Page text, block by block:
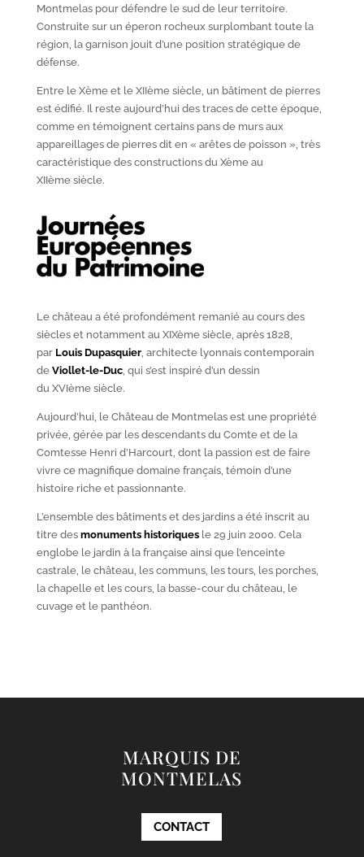
Montmelas pour défendre le sud de leur territoire.
Construite sur un éperon rocheux surplombant toute la
région, la garnison jouit d’une position stratégique de
défense.
Entre le Xèmeet le XIIèmesiècle, un bâtiment de pierres
est édifié. Il reste aujourd’hui des traces de cette époque,
comme en témoignent certains pans de murs aux
appareillages de pierres dit en « arêtes de poisson », très
caractéristique des constructions du Xèmeau
XIIèmesiècle.
Le château a été profondément remanié au cours des
siècles et notamment au XIXèmesiècle, après 1828,
par Louis Dupasquier, architecte lyonnais contemporain
de Viollet-le-Duc, qui s’est inspiré d’un dessin
du XVIèmesiècle.
Aujourd’hui, le Château de Montmelas est une propriété
privée, gérée par les descendants du Comte et de la
Comtesse Henri d’Harcourt, dont la passion est de faire
vivre ce magnifique domaine français, témoin d’une
histoire riche et passionnante.
L’ensemble des bâtiments et des jardins a été inscrit au
titre des monuments historiquesle 29 juin 2000. Cela
englobe le jardin à la française ainsi que l’enceinte
castrale, le château, les communs, les tours, les porches,
la chapelle et les cours, la basse-cour du château, le
cuvage et le panthéon.
MARQUIS DE
MONTMELAS
CONTACT